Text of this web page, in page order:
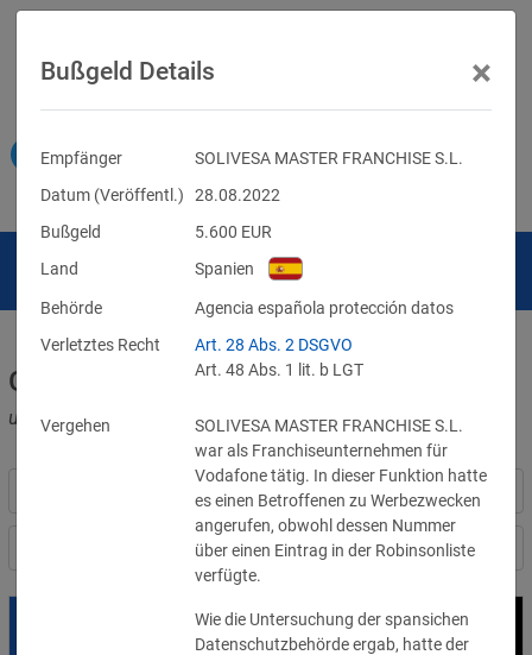
Geldbußen für DSGVO-Verstöße
und für Verletzungen anderer Datenschutzgesetze
Nach Land filtern
Bußgeld Empfänger
Bußgeld Details ×
Empfänger
SOLIVESA MASTER FRANCHISE S.L.
Datum (Veröffentl.)
28.08.2022
Bußgeld
5.600 EUR
Land
Spanien
Behörde
Agencia española protección datos
Verletztes Recht
Art. 28 Abs. 2 DSGVO
Art. 48 Abs. 1 lit. b LGT
Vergehen
SOLIVESA MASTER FRANCHISE S.L.
war als Franchiseunternehmen für
Vodafone tätig. In dieser Funktion hatte
es einen Betroffenen zu Werbezwecken
angerufen, obwohl dessen Nummer
über einen Eintrag in der Robinsonliste
verfügte.
Wie die Untersuchung der spansichen
Datenschutzbehörde ergab, hatte der